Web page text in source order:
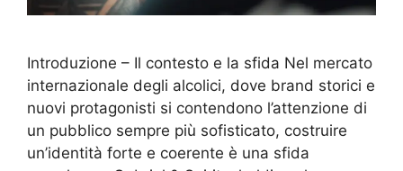
Introduzione – Il contesto e la sfida Nel mercato
internazionale degli alcolici, dove brand storici e
nuovi protagonisti si contendono l’attenzione di
un pubblico sempre più sofisticato, costruire
un’identità forte e coerente è una sfida